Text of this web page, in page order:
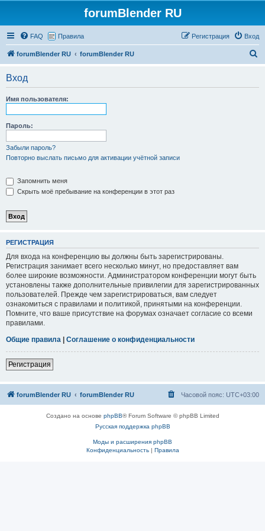
forumBlender RU
FAQ Правила Вход
Регистрация
forumBlender RU forumBlender RU
Вход
Имя пользователя:
Пароль:
Забыли пароль?
Повторно выслать письмо для активации учётной записи
Запомнить меня
Скрыть моё пребывание на конференции в этот раз
РЕГИСТРАЦИЯ
Для входа на конференцию вы должны быть зарегистрированы.
Регистрация занимает всего несколько минут, но предоставляет вам
более широкие возможности. Администратором конференции могут быть
установлены также дополнительные привилегии для зарегистрированных
пользователей. Прежде чем зарегистрироваться, вам следует
ознакомиться с правилами и политикой, принятыми на конференции.
Помните, что ваше присутствие на форумах означает согласие со всеми
правилами.
Общие правила | Соглашение о конфиденциальности
Регистрация
forumBlender RU forumBlender RU Часовой пояс: UTC+03:00
Создано на основе phpBB® Forum Software © phpBB Limited
Русская поддержка phpBB
Моды и расширения phpBB
Конфиденциальность| Правила